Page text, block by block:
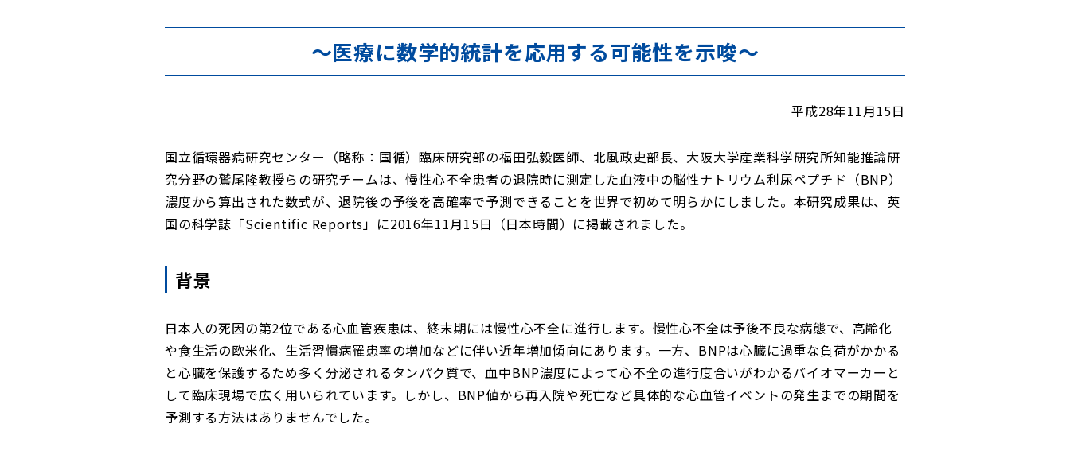
～医療に数学的統計を応用する可能性を示唆～
平成28年11月15日
国立循環器病研究センター（略称：国循）臨床研究部の福田弘毅医師、北風政史部長、大阪大学産業科学研究所知能推論研
究分野の鷲尾隆教授らの研究チームは、慢性心不全患者の退院時に測定した血液中の脳性ナトリウム利尿ペプチド（BNP）
濃度から算出された数式が、退院後の予後を高確率で予測できることを世界で初めて明らかにしました。本研究成果は、英
国の科学誌「Scientific Reports」に2016年11月15日（日本時間）に掲載されました。
背景
日本人の死因の第2位である心血管疾患は、終末期には慢性心不全に進行します。慢性心不全は予後不良な病態で、高齢化
や食生活の欧米化、生活習慣病罹患率の増加などに伴い近年増加傾向にあります。一方、BNPは心臓に過重な負荷がかかる
と心臓を保護するため多く分泌されるタンパク質で、血中BNP濃度によって心不全の進行度合いがわかるバイオマーカーと
して臨床現場で広く用いられています。しかし、BNP値から再入院や死亡など具体的な心血管イベントの発生までの期間を
予測する方法はありませんでした。